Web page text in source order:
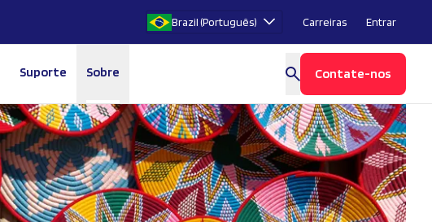
Brazil (Português) Carreiras Entrar
Suporte Sobre Contate-nos